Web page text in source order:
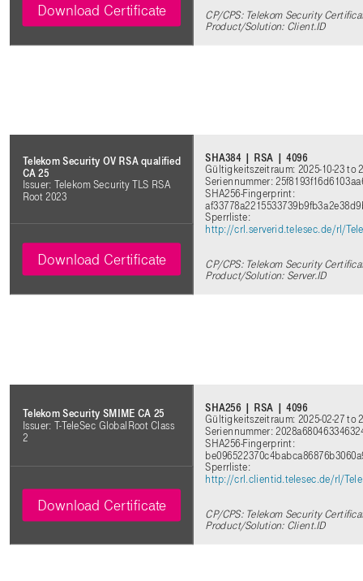
CP/CPS: Telekom Security
Product/Solution: Client.ID
Download Certificate
Telekom Security OV RSA qualified
CA 25
Issuer: Telekom Security TLS RSA
Root 2023
SHA384 | RSA | 4096
Gültigkeitszeitraum: 2025-10-23 to
Seriennummer:
SHA256-Fingerprint:
Sperrliste:
http://crl.serverid.telesec.de/rl/
CP/CPS: Telekom Security
Product/Solution: Server.ID
Download Certificate
Telekom Security SMIME CA 25
Issuer: T-TeleSec GlobalRoot Class
2
SHA256 | RSA | 4096
Gültigkeitszeitraum: 2025-02-27 to
Seriennummer:
SHA256-Fingerprint:
Sperrliste:
http://crl.clientid.telesec.de/rl/
CP/CPS: Telekom Security
Product/Solution: Client.ID
Download Certificate